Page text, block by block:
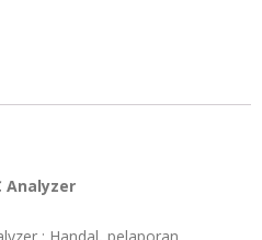
Analyzer
: Handal, pelaporan